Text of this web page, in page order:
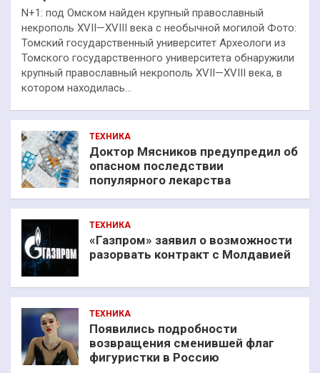
N+1: под Омском найден крупный православный
некрополь XVII—XVIII века с необычной могилой Фото:
Томский государственный университет Археологи из
Томского государственного университета обнаружили
крупный православный некрополь XVII—XVIII века, в
котором находилась…
ТЕХНИКА
Доктор Мясников предупредил об
опасном последствии
популярного лекарства
ТЕХНИКА
«Газпром» заявил о возможности
разорвать контракт с Молдавией
ТЕХНИКА
Появились подробности
возвращения сменившей флаг
фигуристки в Россию